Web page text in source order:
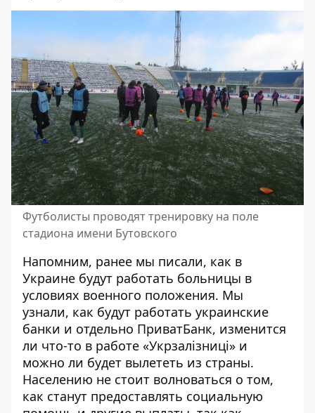
Футболисты проводят тренировку на поле
стадиона имени Бутовского
Напомним, ранее мы писали, как в
Украине будут работать больницы в
условиях военного положения. Мы
узнали, как будут работать украинские
банки и отдельно ПриватБанк, изменится
ли что-то в работе «Укрзалізниці» и
можно ли будет вылететь из страны.
Населению не стоит волноваться о том,
как станут предоставлять социальную